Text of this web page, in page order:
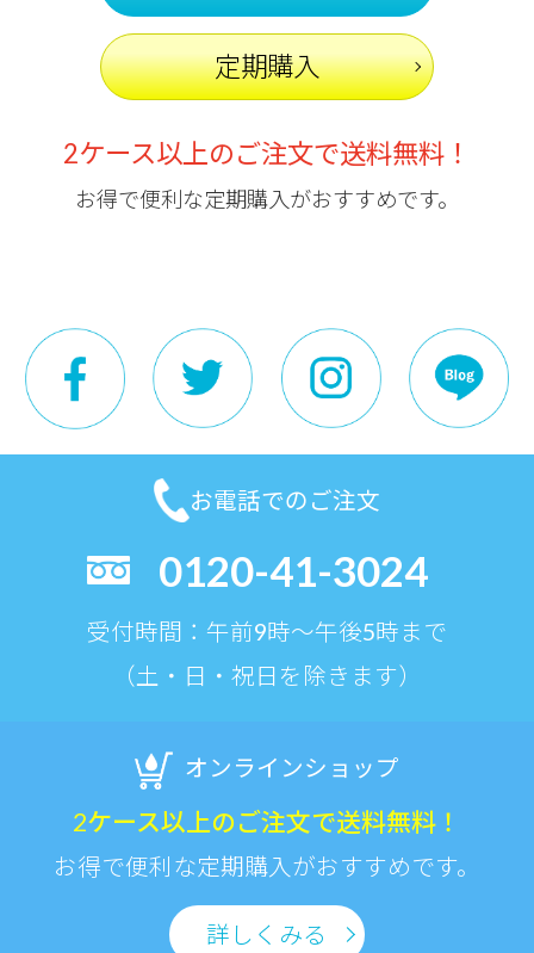
定期購入
2ケース以上のご注文で送料無料！
お得で便利な定期購入がおすすめです。
お電話でのご注文
0120-41-3024
受付時間：午前9時〜午後5時まで
（土・日・祝日を除きます）
オンラインショップ
2ケース以上のご注文で送料無料！
お得で便利な定期購入がおすすめです。
詳しくみる